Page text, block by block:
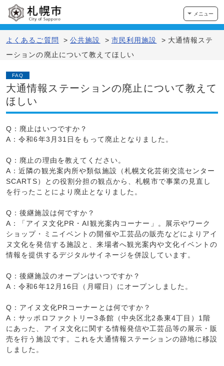
メニュー
よくあるご質問 > 公共施設 > 市民利用施設 > 大通情報ステ
ーションの廃止について教えてほしい
FAQ
大通情報ステーションの廃止について教えて
ほしい
Q：廃止はいつですか？
A：令和6年3月31日をもって廃止となりました。
Q：廃止の理由を教えてください。
A：近隣の観光案内所や類似施設（札幌文化芸術交流センター
SCARTS）との役割分担の観点から、札幌市で事業の見直し
を行ったことにより廃止となりました。
Q：後継施設は何ですか？
A：「アイヌ文化PR・AI観光案内コーナー」。展示やワーク
ショップ・ミニイベントの開催や工芸品の販売などによりアイ
ヌ文化を発信する施設と、来場者へ観光案内や文化イベントの
情報を提供するデジタルサイネージを併設しています。
Q：後継施設のオープンはいつですか？
A：令和6年12月16日（月曜日）にオープンしました。
Q：アイヌ文化PRコーナーとは何ですか？
A：サッポロファクトリー3条館（中央区北2条東4丁目）1階
にあった、アイヌ文化に関する情報発信や工芸品等の展示・販
売を行う施設です。これを大通情報ステーションの跡地に移設
しました。